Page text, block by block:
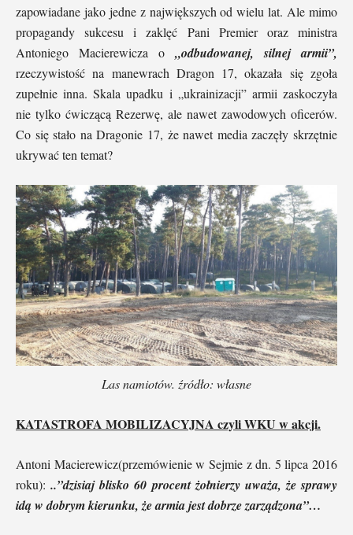
zapowiadane jako jedne z największych od wielu lat. Ale mimo
propagandy sukcesu i zaklęć Pani Premier oraz ministra
Antoniego Macierewicza o „odbudowanej, silnej armii”,
rzeczywistość na manewrach Dragon 17, okazała się zgoła
zupełnie inna. Skala upadku i „ukrainizacji” armii zaskoczyła
nie tylko ćwiczącą Rezerwę, ale nawet zawodowych oficerów.
Co się stało na Dragonie 17, że nawet media zaczęły skrzętnie
ukrywać ten temat?
Las namiotów. źródło: własne
KATASTROFA MOBILIZACYJNA czyli WKU w akcji.
Antoni Macierewicz(przemówienie w Sejmie z dn. 5 lipca 2016
roku):..”dzisiaj blisko 60 procent żołnierzy uważa, że sprawy
idą w dobrym kierunku, że armia jest dobrze zarządzona”…